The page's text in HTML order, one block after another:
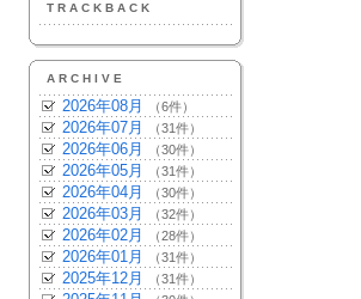
TRACKBACK
ARCHIVE
2026年08月 （6件）
2026年07月 （31件）
2026年06月 （30件）
2026年05月 （31件）
2026年04月 （30件）
2026年03月 （32件）
2026年02月 （28件）
2026年01月 （31件）
2025年12月 （31件）